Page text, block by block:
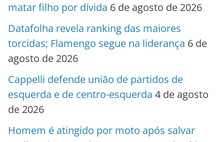
matar filho por dívida 6 de agosto de 2026
Datafolha revela ranking das maiores
torcidas; Flamengo segue na liderança 6 de
agosto de 2026
Cappelli defende união de partidos de
esquerda e de centro-esquerda 4 de agosto
de 2026
Homem é atingido por moto após salvar